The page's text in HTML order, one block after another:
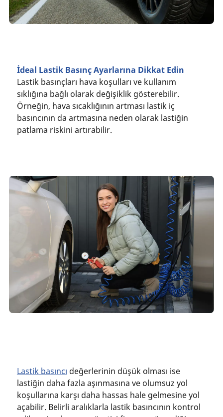
İdeal Lastik Basınç Ayarlarına Dikkat Edin
Lastik basınçları hava koşulları ve kullanım
sıklığına bağlı olarak değişiklik gösterebilir.
Örneğin, hava sıcaklığının artması lastik iç
basıncının da artmasına neden olarak lastiğin
patlama riskini artırabilir.
Lastik basıncı değerlerinin düşük olması ise
lastiğin daha fazla aşınmasına ve olumsuz yol
koşullarına karşı daha hassas hale gelmesine yol
açabilir. Belirli aralıklarla lastik basıncının kontrol